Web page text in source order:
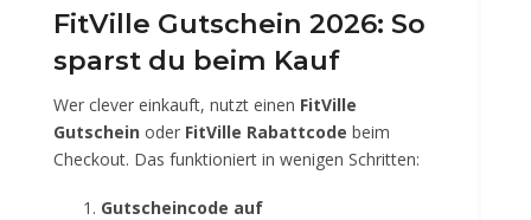
FitVille Gutschein 2026: So
sparst du beim Kauf
Wer clever einkauft, nutzt einen FitVille
Gutschein oder FitVille Rabattcode beim
Checkout. Das funktioniert in wenigen Schritten:
Gutscheincode auf